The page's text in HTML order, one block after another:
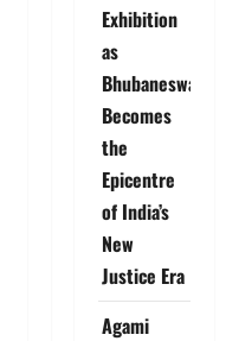
Exhibition
as
Bhubaneswar
Becomes
the
Epicentre
of India’s
New
Justice Era
Agami